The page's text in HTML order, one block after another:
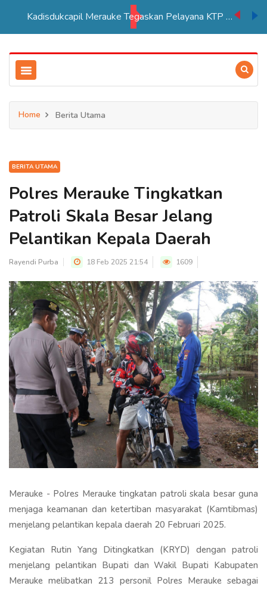
Kadisdukcapil Merauke Tegaskan Pelayana KTP Sesuai SOP
Home Berita Utama
BERITA UTAMA
Polres Merauke Tingkatkan
Patroli Skala Besar Jelang
Pelantikan Kepala Daerah
Rayendi Purba 18 Feb 2025 21:54 1609
Merauke - Polres Merauke tingkatan patroli skala besar guna
menjaga keamanan dan ketertiban masyarakat (Kamtibmas)
menjelang pelantikan kepala daerah 20 Februari 2025.
Kegiatan Rutin Yang Ditingkatkan (KRYD) dengan patroli
menjelang pelantikan Bupati dan Wakil Bupati Kabupaten
Merauke melibatkan 213 personil Polres Merauke sebagai